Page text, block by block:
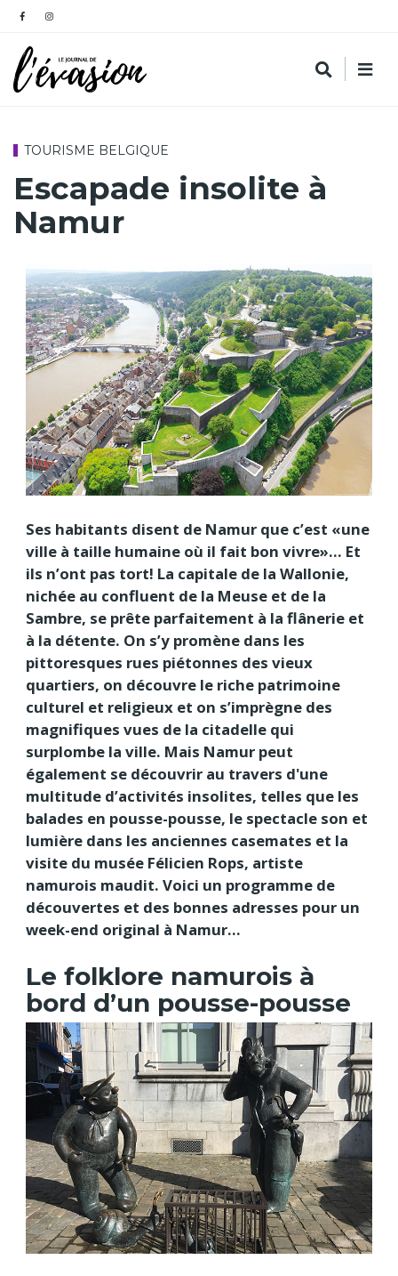
TOURISME BELGIQUE
Escapade insolite à
Namur
Ses habitants disent de Namur que c’est «une
ville à taille humaine où il fait bon vivre»… Et
ils n’ont pas tort! La capitale de la Wallonie,
nichée au confluent de la Meuse et de la
Sambre, se prête parfaitement à la flânerie et
à la détente. On s’y promène dans les
pittoresques rues piétonnes des vieux
quartiers, on découvre le riche patrimoine
culturel et religieux et on s’imprègne des
magnifiques vues de la citadelle qui
surplombe la ville. Mais Namur peut
également se découvrir au travers d'une
multitude d’activités insolites, telles que les
balades en pousse-pousse, le spectacle son et
lumière dans les anciennes casemates et la
visite du musée Félicien Rops, artiste
namurois maudit. Voici un programme de
découvertes et des bonnes adresses pour un
week-end original à Namur...
Le folklore namurois à
bord d’un pousse-pousse